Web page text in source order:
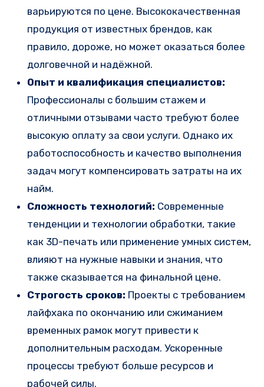
варьируются по цене. Высококачественная
продукция от известных брендов, как
правило, дороже, но может оказаться более
долговечной и надёжной.
Опыт и квалификация специалистов:
Профессионалы с большим стажем и
отличными отзывами часто требуют более
высокую оплату за свои услуги. Однако их
работоспособность и качество выполнения
задач могут компенсировать затраты на их
найм.
Сложность технологий: Современные
тенденции и технологии обработки, такие
как 3D-печать или применение умных систем,
влияют на нужные навыки и знания, что
также сказывается на финальной цене.
Строгость сроков: Проекты с требованием
лайфхака по окончанию или сжиманием
временных рамок могут привести к
дополнительным расходам. Ускоренные
процессы требуют больше ресурсов и
рабочей силы.